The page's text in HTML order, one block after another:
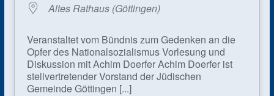
Altes Rathaus (Göttingen)
Veranstaltet vom Bündnis zum Gedenken an die
Opfer des National­sozialismus Vorlesung und
Diskussion mit Achim Doerfer Achim Doerfer ist
stell­vertretender Vorstand der Jüdischen
Gemeinde Göttingen [...]